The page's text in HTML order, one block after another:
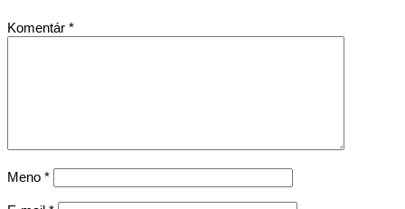
Komentár *
Meno *